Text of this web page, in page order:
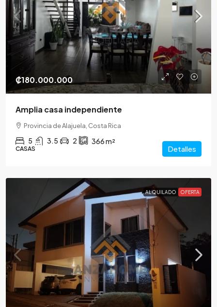
₡180.000.000
Amplia casa independiente
Provincia de Alajuela, Costa Rica
5 3.5 2 366m²
CASAS Detalles
ALQUILADO OFERTA